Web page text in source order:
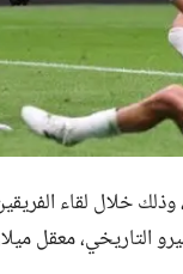
خلال لقاء
التاريخي، معقل